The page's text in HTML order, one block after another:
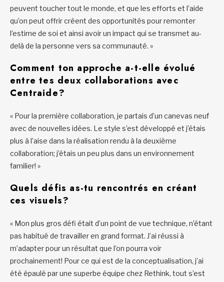
peuvent toucher tout le monde, et que les efforts et l’aide
qu’on peut offrir créent des opportunités pour remonter
l’estime de soi et ainsi avoir un impact qui se transmet au-
delà de la personne vers sa communauté. »
Comment ton approche a-t-elle évolué
entre tes deux collaborations avec
Centraide?
« Pour la première collaboration, je partais d’un canevas neuf
avec de nouvelles idées. Le style s’est développé et j’étais
plus à l’aise dans la réalisation rendu à la deuxième
collaboration; j’étais un peu plus dans un environnement
familier! »
Quels défis as-tu rencontrés en créant
ces visuels?
« Mon plus gros défi était d’un point de vue technique, n’étant
pas habitué de travailler en grand format. J’ai réussi à
m’adapter pour un résultat que l’on pourra voir
prochainement! Pour ce qui est de la conceptualisation, j’ai
été épaulé par une superbe équipe chez Rethink, tout s’est